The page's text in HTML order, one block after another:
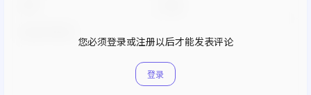
您必须登录或注册以后才能发表评论
登录